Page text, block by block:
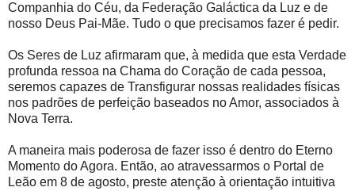
Companhia do Céu, da Federação Galáctica da Luz e de
nosso Deus Pai-Mãe. Tudo o que precisamos fazer é pedir.
Os Seres de Luz afirmaram que, à medida que esta Verdade
profunda ressoa na Chama do Coração de cada pessoa,
seremos capazes de Transfigurar nossas realidades físicas
nos padrões de perfeição baseados no Amor, associados à
Nova Terra.
A maneira mais poderosa de fazer isso é dentro do Eterno
Momento do Agora. Então, ao atravessarmos o Portal de
Leão em 8 de agosto, preste atenção à orientação intuitiva